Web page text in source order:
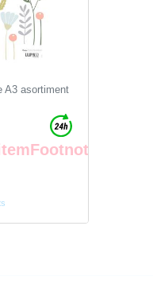
A3 asortiment